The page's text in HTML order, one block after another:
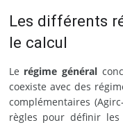
Les différents
le calcul
Le régime général
coexiste avec des
complémentaires
règles pour définir